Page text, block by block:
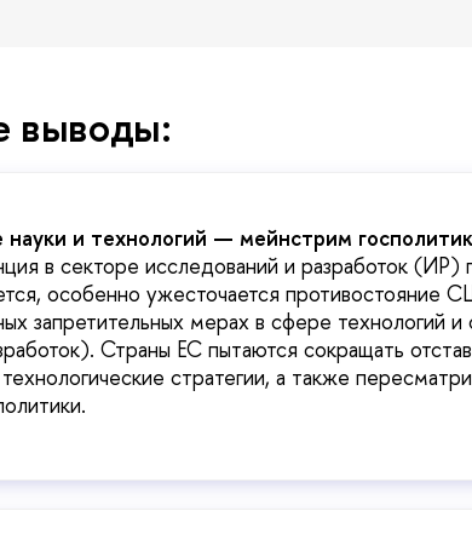
выводы:
науки и технологий — мейнстрим
в секторе исследований и разработок
особенно ужесточается противостояние
запретительных мерах в сфере технологий
Страны ЕС пытаются сокращать
стратегии, а также